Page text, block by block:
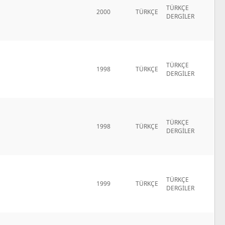
2000 TÜRKÇE
TÜRKÇE
DERGİLER
1998 TÜRKÇE
TÜRKÇE
DERGİLER
1998 TÜRKÇE
TÜRKÇE
DERGİLER
1999 TÜRKÇE
TÜRKÇE
DERGİLER